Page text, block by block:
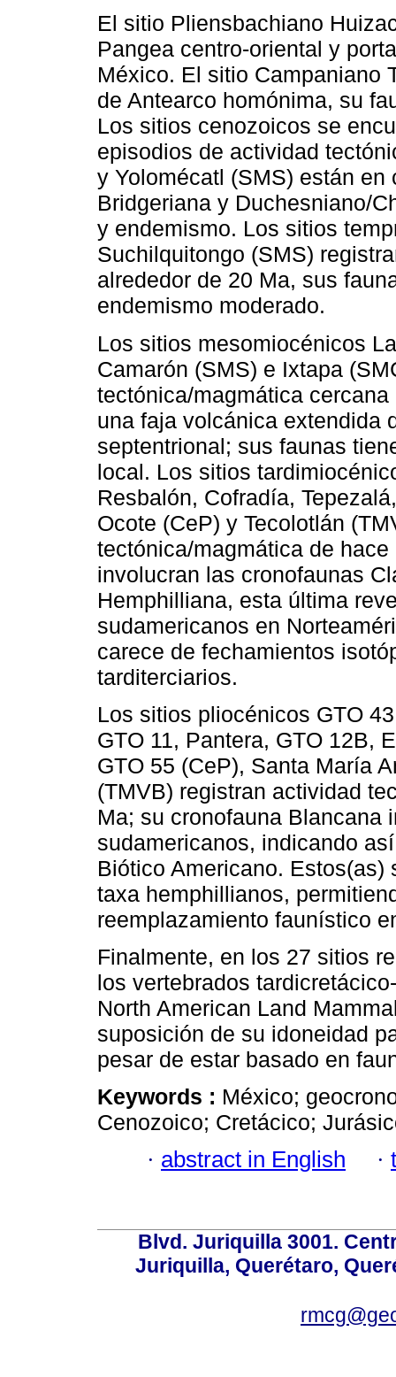
El sitio Pliensbachiano
Pangea centro-oriental y
México. El sitio Campaniano
de Antearco homónima, su
Los sitios cenozoicos se
episodios de actividad
y Yolomécatl (SMS) están
Bridgeriana y Duchesniano/
y endemismo. Los sitios
Suchilquitongo (SMS)
alrededor de 20 Ma, sus
endemismo moderado.
Los sitios mesomiocénicos
Camarón (SMS) e Ixtapa
tectónica/magmática
una faja volcánica extendida
septentrional; sus faunas
local. Los sitios
Resbalón, Cofradía,
Ocote (CeP) y Tecolotlán
tectónica/magmática de
involucran las cronofaunas
Hemphilliana, esta última
sudamericanos en
carece de fechamientos
tarditerciarios.
Los sitios pliocénicos GTO
GTO 11, Pantera, GTO 12B,
GTO 55 (CeP), Santa María
(TMVB) registran actividad
Ma; su cronofauna Blancana
sudamericanos, indicando
Biótico Americano.
taxa hemphillianos,
reemplazamiento faunístico
Finalmente, en los 27 sitios
los vertebrados
North American Land
suposición de su idoneidad
pesar de estar basado en
Keywords : México;
Cenozoico; Cretácico;
· abstract in English ·
Blvd. Juriquilla 3001.
Juriquilla, Querétaro,